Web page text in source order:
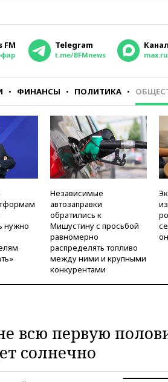
FM Telegram
t.me/BFMnews
ФИНАНСЫ ПОЛИТИКА
нужно
Независимые
автозаправки
обратились к
Мишустину с просьбой
равномерно
распределять топливо
между ними и крупными
конкурентами
всю первую
солнечно